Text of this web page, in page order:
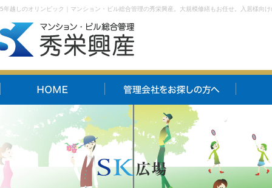
5年越しのオリンピック｜マンション・ビル総合管理の秀栄興産。大規模修繕もお任せ。入居様向